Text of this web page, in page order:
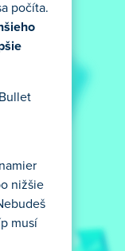
počíta.
nižšie
musí